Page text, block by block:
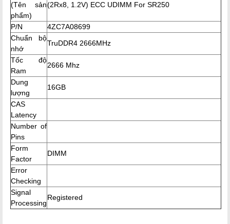
(Tên sản
phẩm)
(2Rx8, 1.2V) ECC UDIMM For SR250
P/N
4ZC7A08699
Chuẩn bộ
nhớ
TruDDR4 2666MHz
Tốc độ
Ram
2666 Mhz
Dung
lượng
16GB
CAS
Latency
Number of
Pins
Form
Factor
DIMM
Error
Checking
Signal
Processing
Registered